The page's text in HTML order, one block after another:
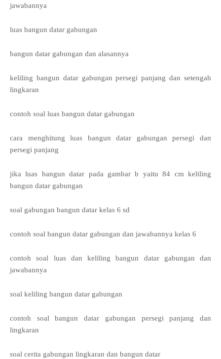
jawabannya
luas bangun datar gabungan
bangun datar gabungan dan alasannya
keliling bangun datar gabungan persegi panjang dan setengah
lingkaran
contoh soal luas bangun datar gabungan
cara menghitung luas bangun datar gabungan persegi dan
persegi panjang
jika luas bangun datar pada gambar b yaitu 84 cm keliling
bangun datar gabungan
soal gabungan bangun datar kelas 6 sd
contoh soal bangun datar gabungan dan jawabannya kelas 6
contoh soal luas dan keliling bangun datar gabungan dan
jawabannya
soal keliling bangun datar gabungan
contoh soal bangun datar gabungan persegi panjang dan
lingkaran
soal cerita gabungan lingkaran dan bangun datar